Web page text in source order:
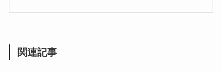
関連記事